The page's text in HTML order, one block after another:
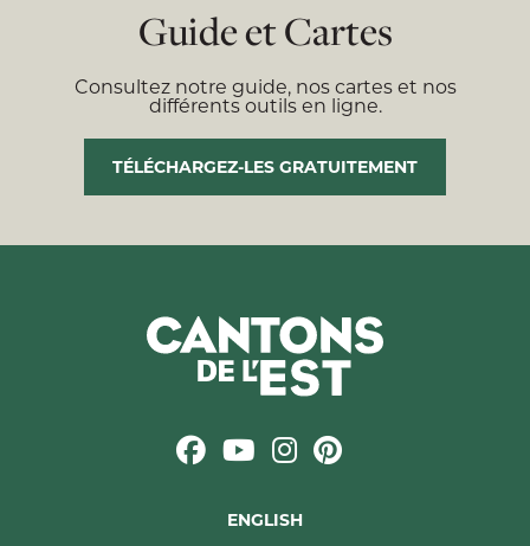
Guide et Cartes
Consultez notre guide, nos cartes et nos
différents outils en ligne.
TÉLÉCHARGEZ-LES GRATUITEMENT
ENGLISH